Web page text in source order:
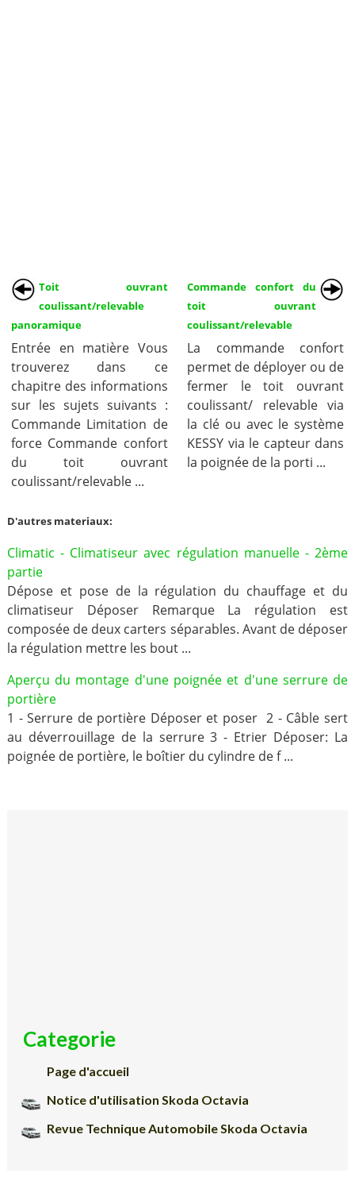
Toit ouvrant
coulissant/relevable
panoramique
Entrée en matière Vous
trouverez dans ce
chapitre des informations
sur les sujets suivants :
Commande Limitation de
force Commande confort
du toit ouvrant
coulissant/relevable ...
Commande confort du
toit ouvrant
coulissant/relevable
La commande confort
permet de déployer ou de
fermer le toit ouvrant
coulissant/ relevable via
la clé ou avec le système
KESSY via le capteur dans
la poignée de la porti ...
D'autres materiaux:
Climatic - Climatiseur avec régulation manuelle - 2ème
partie
Dépose et pose de la régulation du chauffage et du
climatiseur Déposer Remarque La régulation est
composée de deux carters séparables. Avant de déposer
la régulation mettre les bout ...
Aperçu du montage d'une poignée et d'une serrure de
portière
1 - Serrure de portière Déposer et poser 2 - Câble sert
au déverrouillage de la serrure 3 - Etrier Déposer: La
poignée de portière, le boîtier du cylindre de f ...
Categorie
Page d'accueil
Notice d'utilisation Skoda Octavia
Revue Technique Automobile Skoda Octavia